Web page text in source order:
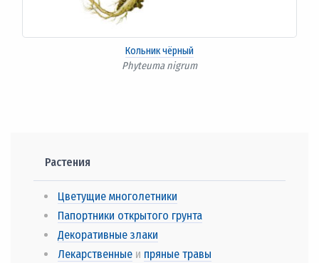
Кольник чёрный
Phyteuma nigrum
Растения
Цветущие многолетники
Папортники открытого грунта
Декоративные злаки
Лекарственныеи пряные травы